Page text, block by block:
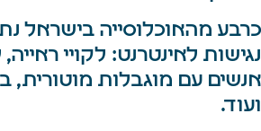
כרבע מהאוכלוסייה בישראל
נגישות לאינטרנט: לקויי
אנשים עם מוגבלות מוטורית,
ועוד.